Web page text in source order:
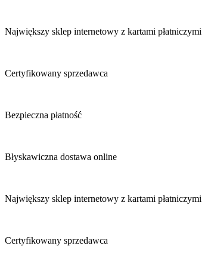
Największy sklep internetowy z kartami płatniczymi
Certyfikowany sprzedawca
Bezpieczna płatność
Błyskawiczna dostawa online
Największy sklep internetowy z kartami płatniczymi
Certyfikowany sprzedawca